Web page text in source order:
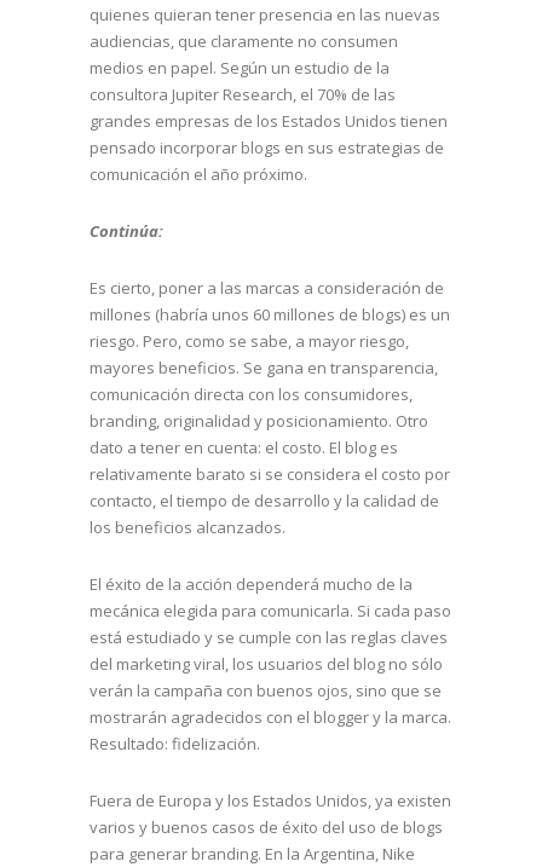
quienes quieran tener presencia en las nuevas
audiencias, que claramente no consumen
medios en papel. Según un estudio de la
consultora Jupiter Research, el 70% de las
grandes empresas de los Estados Unidos tienen
pensado incorporar blogs en sus estrategias de
comunicación el año próximo.
Continúa:
Es cierto, poner a las marcas a consideración de
millones (habría unos 60 millones de blogs) es un
riesgo. Pero, como se sabe, a mayor riesgo,
mayores beneficios. Se gana en transparencia,
comunicación directa con los consumidores,
branding, originalidad y posicionamiento. Otro
dato a tener en cuenta: el costo. El blog es
relativamente barato si se considera el costo por
contacto, el tiempo de desarrollo y la calidad de
los beneficios alcanzados.
El éxito de la acción dependerá mucho de la
mecánica elegida para comunicarla. Si cada paso
está estudiado y se cumple con las reglas claves
del marketing viral, los usuarios del blog no sólo
verán la campaña con buenos ojos, sino que se
mostrarán agradecidos con el blogger y la marca.
Resultado: fidelización.
Fuera de Europa y los Estados Unidos, ya existen
varios y buenos casos de éxito del uso de blogs
para generar branding. En la Argentina, Nike